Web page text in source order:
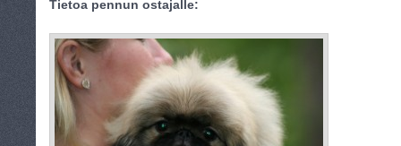
Tietoa pennun ostajalle: